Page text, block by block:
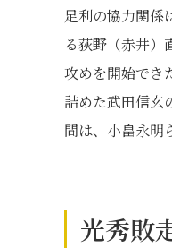
足利の協力関係
る荻野（赤井）
攻めを開始でき
詰めた武田信玄
間は、小畠永明
光秀敗